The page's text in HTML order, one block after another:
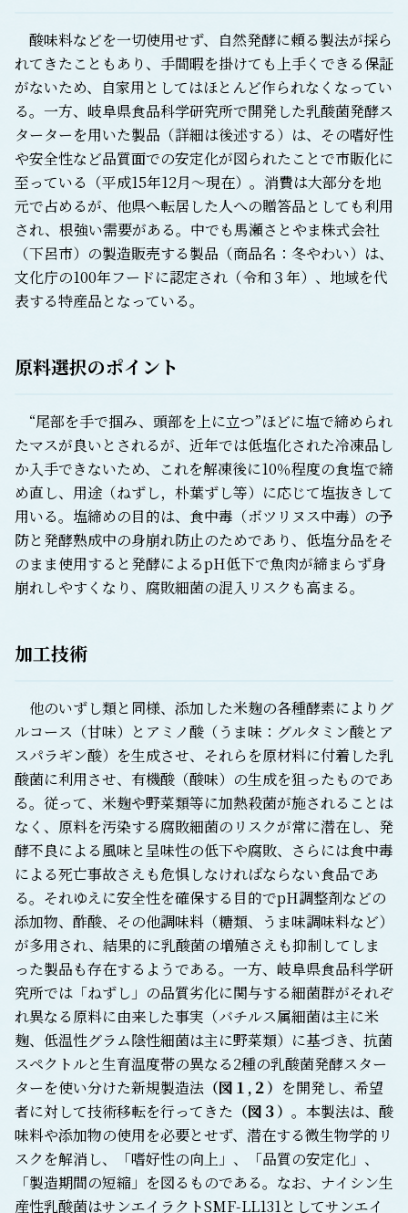
酸味料などを一切使用せず、自然発酵に頼る製法が採ら
れてきたこともあり、手間暇を掛けても上手くできる保証
がないため、自家用としてはほとんど作られなくなってい
る。一方、岐阜県食品科学研究所で開発した乳酸菌発酵ス
ターターを用いた製品（詳細は後述する）は、その嗜好性
や安全性など品質面での安定化が図られたことで市販化に
至っている（平成15年12月～現在）。消費は大部分を地
元で占めるが、他県へ転居した人への贈答品としても利用
され、根強い需要がある。中でも馬瀬さとやま株式会社
（下呂市）の製造販売する製品（商品名：冬やわい）は、
文化庁の100年フードに認定され（令和３年）、地域を代
表する特産品となっている。
原料選択のポイント
“尾部を手で掴み、頭部を上に立つ”ほどに塩で締められ
たマスが良いとされるが、近年では低塩化された冷凍品し
か入手できないため、これを解凍後に10％程度の食塩で締
め直し、用途（ねずし，朴葉ずし等）に応じて塩抜きして
用いる。塩締めの目的は、食中毒（ボツリヌス中毒）の予
防と発酵熟成中の身崩れ防止のためであり、低塩分品をそ
のまま使用すると発酵によるpH低下で魚肉が締まらず身
崩れしやすくなり、腐敗細菌の混入リスクも高まる。
加工技術
他のいずし類と同様、添加した米麹の各種酵素によりグ
ルコース（甘味）とアミノ酸（うま味：グルタミン酸とア
スパラギン酸）を生成させ、それらを原材料に付着した乳
酸菌に利用させ、有機酸（酸味）の生成を狙ったものであ
る。従って、米麹や野菜類等に加熱殺菌が施されることは
なく、原料を汚染する腐敗細菌のリスクが常に潜在し、発
酵不良による風味と呈味性の低下や腐敗、さらには食中毒
による死亡事故さえも危惧しなければならない食品であ
る。それゆえに安全性を確保する目的でpH調整剤などの
添加物、酢酸、その他調味料（糖類、うま味調味料など）
が多用され、結果的に乳酸菌の増殖さえも抑制してしま
った製品も存在するようである。一方、岐阜県食品科学研
究所では「ねずし」の品質劣化に関与する細菌群がそれぞ
れ異なる原料に由来した事実（バチルス属細菌は主に米
麹、低温性グラム陰性細菌は主に野菜類）に基づき、抗菌
スペクトルと生育温度帯の異なる2種の乳酸菌発酵スター
ターを使い分けた新規製造法 （図１,２） を開発し、希望
者に対して技術移転を行ってきた （図３） 。本製法は、酸
味料や添加物の使用を必要とせず、潜在する微生物学的リ
スクを解消し、「嗜好性の向上」、「品質の安定化」、
「製造期間の短縮」を図るものである。なお、ナイシン生
産性乳酸菌はサンエイラクトSMF-LL131としてサンエイ